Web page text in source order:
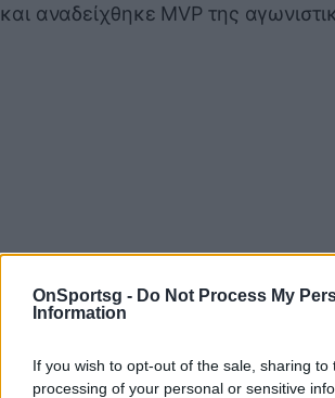
OnSportsg - Do Not Process My
Information
If you wish to opt-out of the sale, sharing to
processing of your personal or sensitive
και αναδείχθηκε MVP της